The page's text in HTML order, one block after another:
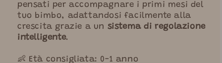
pensati per accompagnare i primi mesi del
tuo bimbo, adattandosi facilmente alla
crescita grazie a un sistema di regolazione
intelligente.
👶 Età consigliata: 0-1 anno